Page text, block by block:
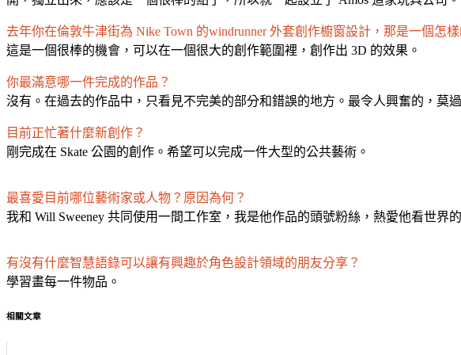
去年你在倫敦牛津街為 Nike Town 的windrunner 外套創作櫥窗設計，那是一個怎
這是一個很棒的機會，可以在一個很大的創作範圍裡，創作出 3D 的效果。
你最滿意哪一件完成的作品？
沒有。在過去的作品中，只看見不完美的部分和錯誤的地方。最令人興奮的，莫
目前正忙著什麼新創作？
剛完成在 Skate 公園的創作。希望可以完成一件大型的公共藝術。
最喜愛目前哪位藝術家或人物？原因為何？
我和 Will Sweeney 共同使用一間工作室，我是他作品的頭號粉絲，熱愛他看世界
有沒有什麼智慧語錄可以讓有興趣於角色設計領域的朋友分享？
學習畫每一件物品。
相關文章